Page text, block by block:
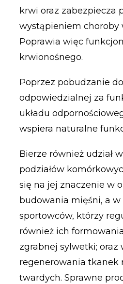
krwi oraz zabezpiecza
wystąpieniem choroby
Poprawia więc
krwionośnego.
Poprzez pobudzanie
odpowiedzialnej za
układu
wspiera naturalne
Bierze również udział
podziałów
się na jej znaczenie w
budowania mięśni, a
sportowców, którzy
również ich
zgrabnej sylwetki; oraz
regenerowania tkanek
twardych. Sprawne